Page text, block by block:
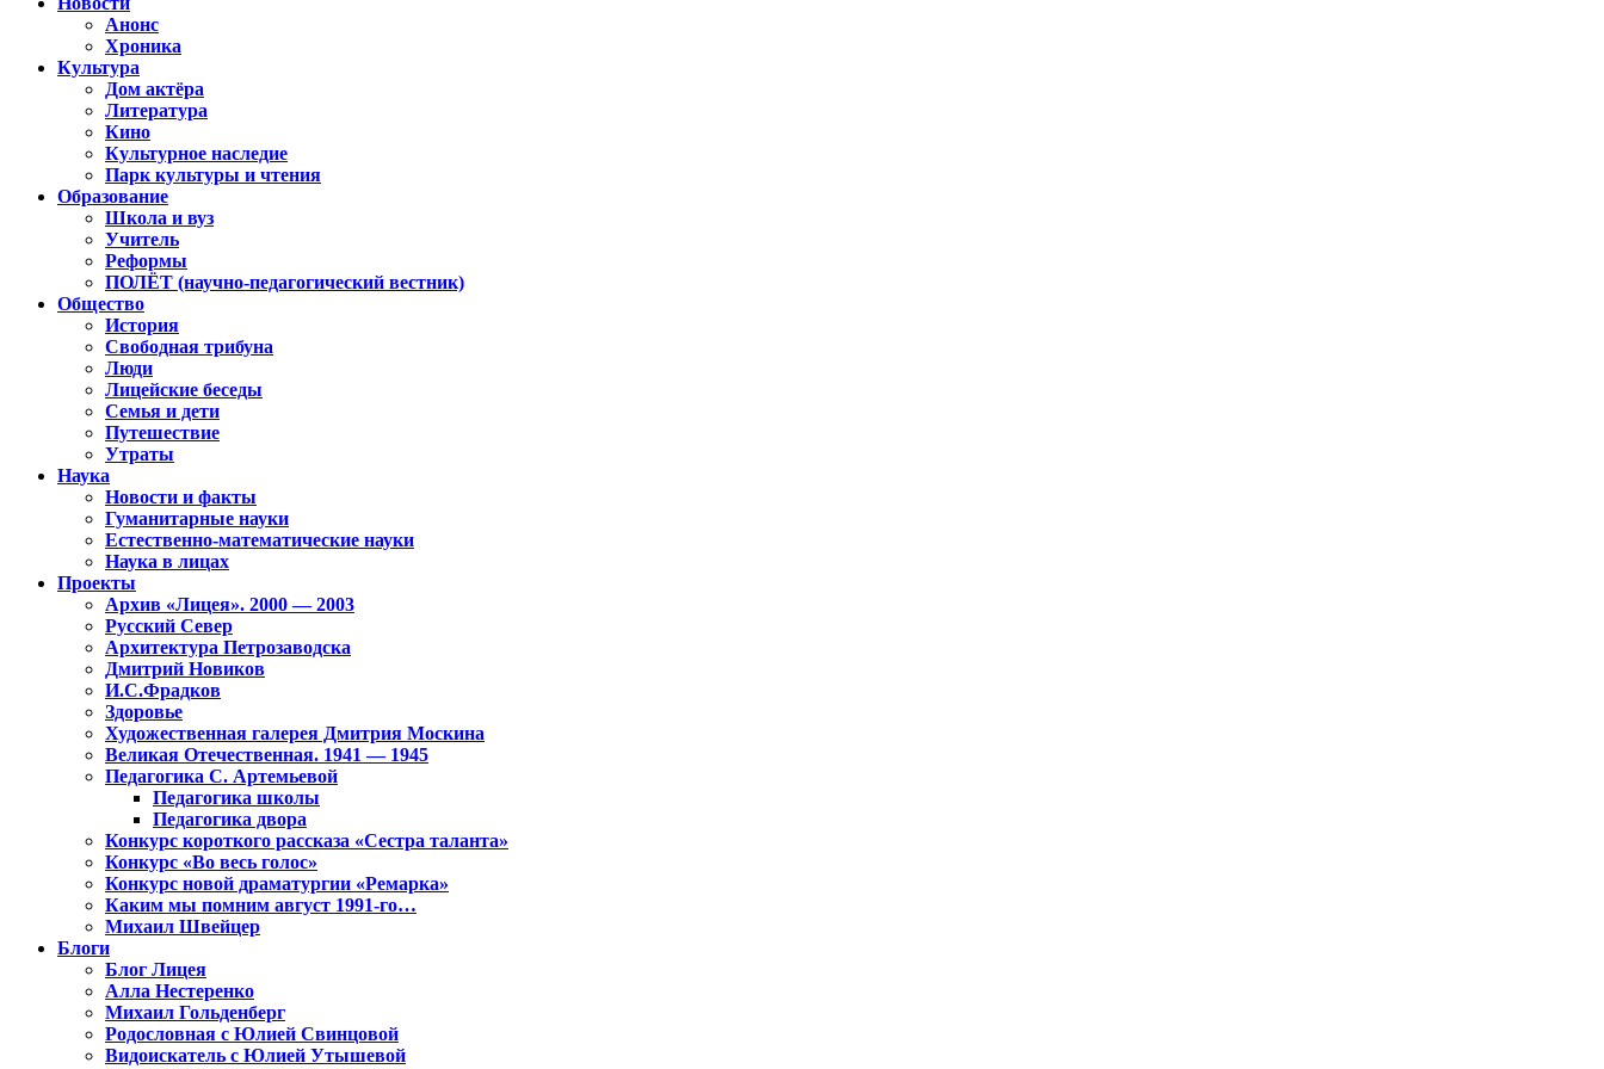
Анонс
Хроника
Культура
Дом актёра
Литература
Кино
Культурное наследие
Парк культуры и чтения
Образование
Школа и вуз
Учитель
Реформы
ПОЛЁТ (научно-педагогический вестник)
Общество
История
Свободная трибуна
Люди
Лицейские беседы
Семья и дети
Путешествие
Утраты
Наука
Новости и факты
Гуманитарные науки
Естественно-математические науки
Наука в лицах
Проекты
Архив «Лицея». 2000 — 2003
Русский Север
Архитектура Петрозаводска
Дмитрий Новиков
И.С.Фрадков
Здоровье
Художественная галерея Дмитрия Москина
Великая Отечественная. 1941 — 1945
Педагогика С. Артемьевой
Педагогика школы
Педагогика двора
Конкурс короткого рассказа «Сестра таланта»
Конкурс «Во весь голос»
Конкурс новой драматургии «Ремарка»
Каким мы помним август 1991-го…
Михаил Швейцер
Блоги
Блог Лицея
Алла Нестеренко
Михаил Гольденберг
Родословная с Юлией Свинцовой
Видоискатель с Юлией Утышевой